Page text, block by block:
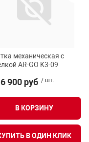
механическая с
AR-GO K3-09
900 руб / шт.
В КОРЗИНУ
В ОДИН КЛИК